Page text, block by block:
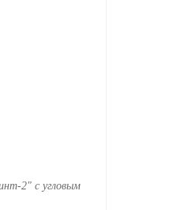
2" с угловым